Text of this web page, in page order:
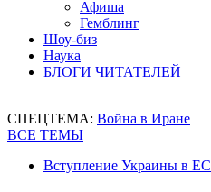
Афиша
Гемблинг
Шоу-биз
Наука
БЛОГИ ЧИТАТЕЛЕЙ
СПЕЦТЕМА: Война в Иране
ВСЕ ТЕМЫ
Вступление Украины в ЕС